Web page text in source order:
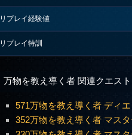
リプレイ経験値
リプレイ特訓
万物を教え導く者 関連クエスト
571万物を教え導く者 ディ
352万物を教え導く者 マス